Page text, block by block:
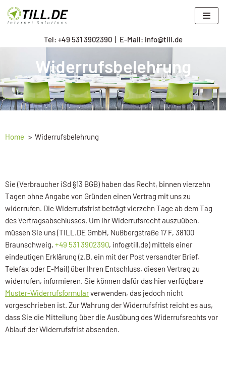
Zum
Tel: +49 531 3902390| E-Mail: info@till.de
Widerrufsbelehrung
Home Widerrufsbelehrung
Sie (Verbraucher iSd §13 BGB) haben das Recht, binnen vierzehn
Tagen ohne Angabe von Gründen einen Vertrag mit uns zu
widerrufen. Die Widerrufsfrist beträgt vierzehn Tage ab dem Tag
des Vertragsabschlusses. Um Ihr Widerrufsrecht auszuüben,
müssen Sie uns (TILL.DE GmbH, Nußbergstraße 17 F, 38100
Braunschweig, +49 531 3902390, info@till.de) mittels einer
eindeutigen Erklärung (z.B. ein mit der Post versandter Brief,
Telefax oder E-Mail) über Ihren Entschluss, diesen Vertrag zu
widerrufen, informieren. Sie können dafür das hier verfügbare
Muster-Widerrufsformularverwenden, das jedoch nicht
vorgeschrieben ist. Zur Wahrung der Widerrufsfrist reicht es aus,
dass Sie die Mitteilung über die Ausübung des Widerrufsrechts vor
Ablauf der Widerrufsfrist absenden.